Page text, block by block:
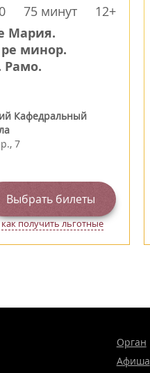
75 минут 12+
Мария.
ре минор.
Рамо.
Кафедральный
7
Выбрать билеты
как получить льготные
Орган
Афиша